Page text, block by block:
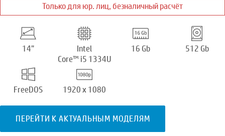
Только для юр. лиц, безналичный расчёт
14”
Intel
Core™ i5 1334U
16 Gb 512 Gb
FreeDOS 1920 x 1080
ПЕРЕЙТИ К АКТУАЛЬНЫМ МОДЕЛЯМ